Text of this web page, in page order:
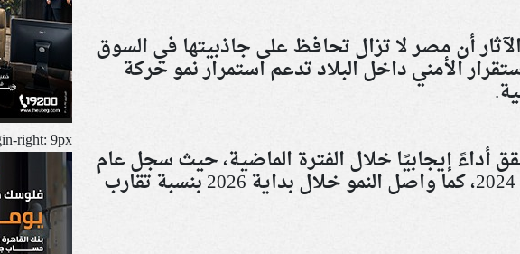
أن مصر لا تزال تحافظ على جاذبيتها في السوق
الأمني داخل البلاد تدعم استمرار نمو حركة
.
أداءً إيجابيًا خلال الفترة الماضية، حيث سجل عام
2025 نموًا بلغ 21% مقارنة بعام 2024، كما واصل النمو خلال بداية 2026 بنسبة تقارب
right: 9px;